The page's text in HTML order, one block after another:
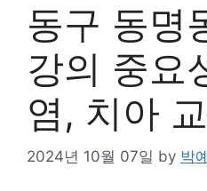
동구 동명
강의 중요
염, 치아
2024년 10월 07일 by 박